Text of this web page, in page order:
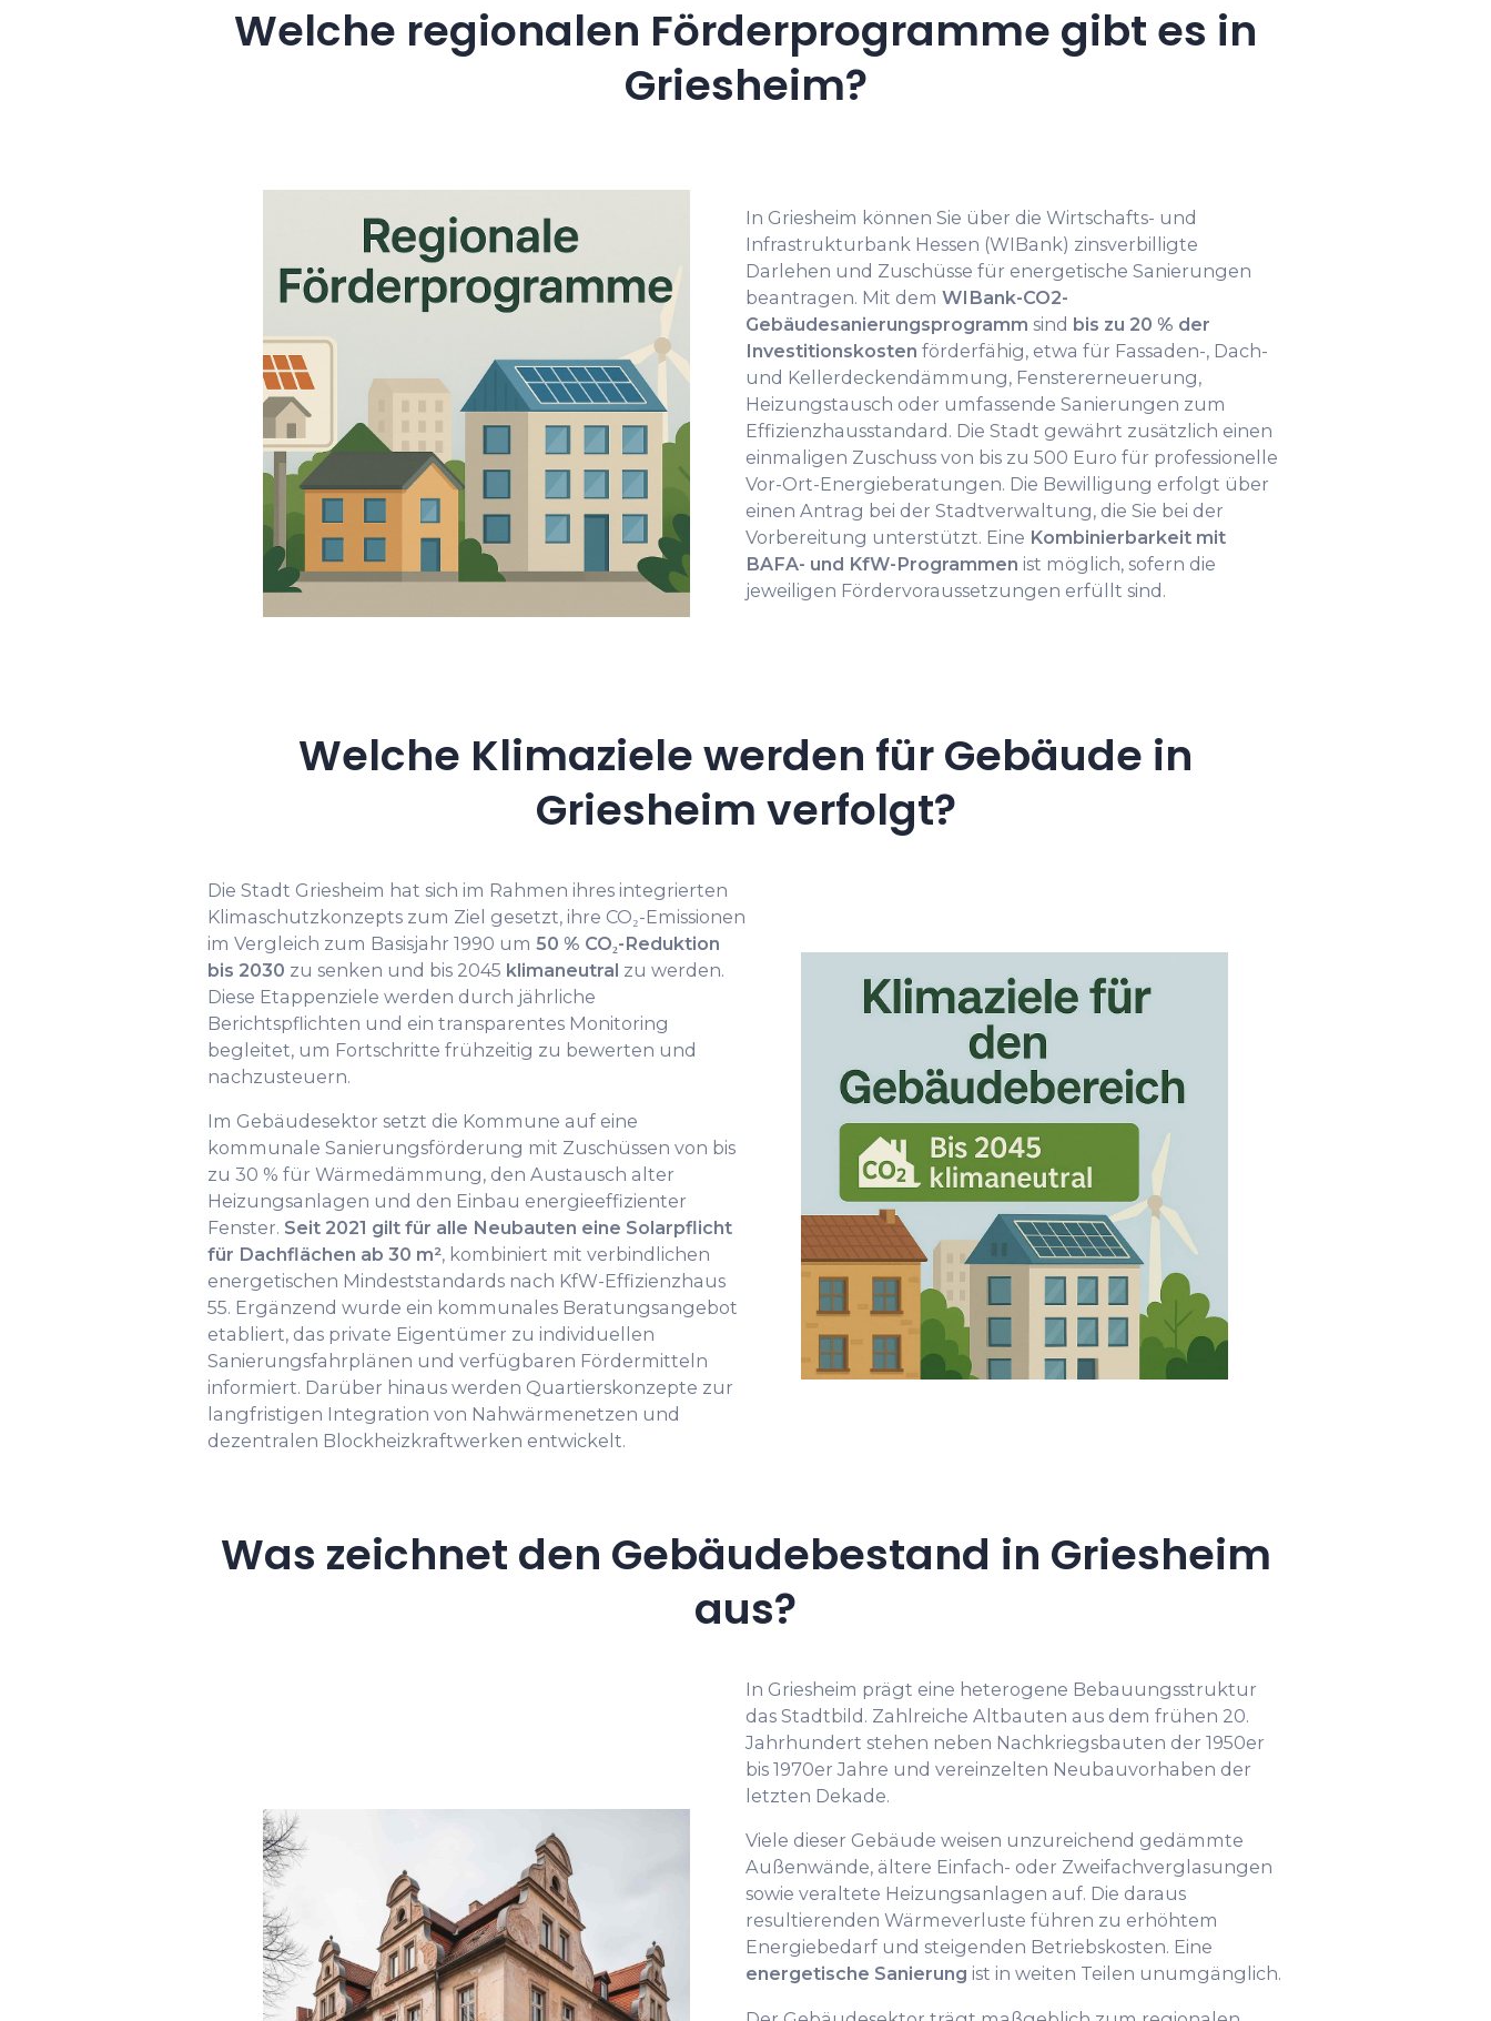
Welche regionalen Förderprogramme gibt es in
Griesheim?
In Griesheim können Sie über die Wirtschafts- und
Infrastrukturbank Hessen (WIBank) zinsverbilligte
Darlehen und Zuschüsse für energetische Sanierungen
beantragen. Mit dem WIBank-CO2-
Gebäudesanierungsprogramm sind bis zu 20 % der
Investitionskosten förderfähig, etwa für Fassaden-, Dach-
und Kellerdeckendämmung, Fenstererneuerung,
Heizungstausch oder umfassende Sanierungen zum
Effizienzhausstandard. Die Stadt gewährt zusätzlich einen
einmaligen Zuschuss von bis zu 500 Euro für professionelle
Vor-Ort-Energieberatungen. Die Bewilligung erfolgt über
einen Antrag bei der Stadtverwaltung, die Sie bei der
Vorbereitung unterstützt. Eine Kombinierbarkeit mit
BAFA- und KfW-Programmen ist möglich, sofern die
jeweiligen Fördervoraussetzungen erfüllt sind.
Welche Klimaziele werden für Gebäude in
Griesheim verfolgt?
Die Stadt Griesheim hat sich im Rahmen ihres integrierten
Klimaschutzkonzepts zum Ziel gesetzt, ihre CO₂-Emissionen
im Vergleich zum Basisjahr 1990 um 50 % CO₂-Reduktion
bis 2030 zu senken und bis 2045 klimaneutral zu werden.
Diese Etappenziele werden durch jährliche
Berichtspflichten und ein transparentes Monitoring
begleitet, um Fortschritte frühzeitig zu bewerten und
nachzusteuern.
Im Gebäudesektor setzt die Kommune auf eine
kommunale Sanierungsförderung mit Zuschüssen von bis
zu 30 % für Wärmedämmung, den Austausch alter
Heizungsanlagen und den Einbau energieeffizienter
Fenster. Seit 2021 gilt für alle Neubauten eine Solarpflicht
für Dachflächen ab 30 m², kombiniert mit verbindlichen
energetischen Mindeststandards nach KfW-Effizienzhaus
55. Ergänzend wurde ein kommunales Beratungsangebot
etabliert, das private Eigentümer zu individuellen
Sanierungsfahrplänen und verfügbaren Fördermitteln
informiert. Darüber hinaus werden Quartierskonzepte zur
langfristigen Integration von Nahwärmenetzen und
dezentralen Blockheizkraftwerken entwickelt.
Was zeichnet den Gebäudebestand in Griesheim
aus?
In Griesheim prägt eine heterogene Bebauungsstruktur
das Stadtbild. Zahlreiche Altbauten aus dem frühen 20.
Jahrhundert stehen neben Nachkriegsbauten der 1950er
bis 1970er Jahre und vereinzelten Neubauvorhaben der
letzten Dekade.
Viele dieser Gebäude weisen unzureichend gedämmte
Außenwände, ältere Einfach- oder Zweifachverglasungen
sowie veraltete Heizungsanlagen auf. Die daraus
resultierenden Wärmeverluste führen zu erhöhtem
Energiebedarf und steigenden Betriebskosten. Eine
energetische Sanierung ist in weiten Teilen unumgänglich.